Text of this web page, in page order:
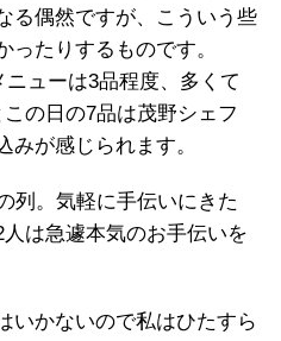
る偶然ですが、こういう些
たりするものです。
ューは3品程度、多くて
の日の7品は茂野シェフ
みが感じられます。
列。気軽に手伝いにきた
は急遽本気のお手伝いを
いかないので私はひたすら